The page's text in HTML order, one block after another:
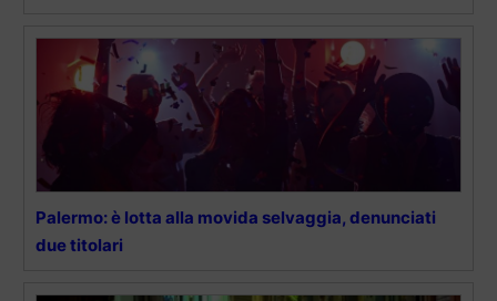
Palermo: è lotta alla movida selvaggia, denunciati
due titolari